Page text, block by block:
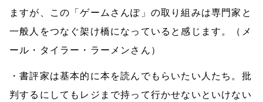
ますが、この「ゲームさんぽ」の取り組みは専門家と
一般人をつなぐ架け橋になっていると感じます。（メ
ール・タイラー・ラーメンさん）
・書評家は基本的に本を読んでもらいたい人たち。批
判するにしてもレジまで持って行かせないといけない